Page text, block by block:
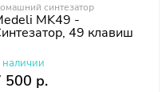
синтезатор
MK49 -
49 клавиш
наличии
500 р.